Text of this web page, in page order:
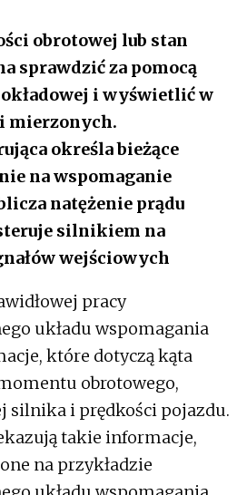
obrotowej lub stan
sprawdzić za pomocą
i wyświetlić w
mierzonych.
określa bieżące
na wspomaganie
natężenie prądu
silnikiem na
wejściowych
pracy
układu wspomagania
które dotyczą kąta
obrotowego,
silnika i prędkości pojazdu.
takie informacje,
na przykładzie